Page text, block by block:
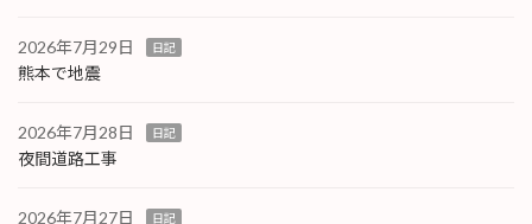
2026年7月29日 日記
熊本で地震
2026年7月28日 日記
夜間道路工事
2026年7月27日 日記